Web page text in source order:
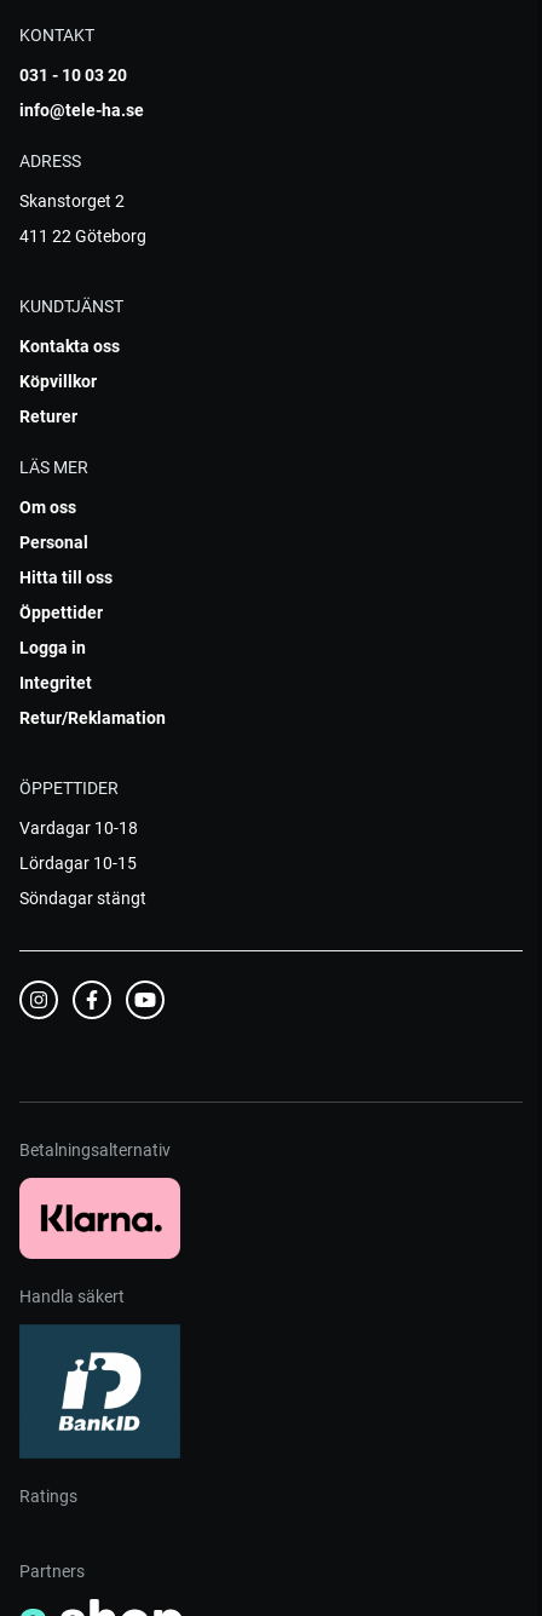
KONTAKT
031 - 10 03 20
info@tele-ha.se
ADRESS
Skanstorget 2
411 22 Göteborg
KUNDTJÄNST
Kontakta oss
Köpvillkor
Returer
LÄS MER
Om oss
Personal
Hitta till oss
Öppettider
Logga in
Integritet
Retur/Reklamation
ÖPPETTIDER
Vardagar 10-18
Lördagar 10-15
Söndagar stängt
Betalningsalternativ
Handla säkert
Ratings
Partners